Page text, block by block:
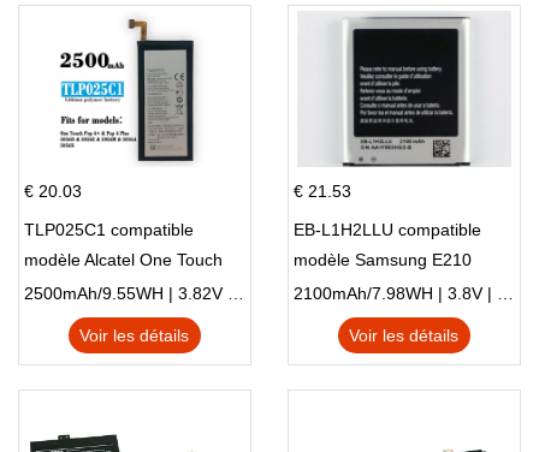
€ 20.03
TLP025C1 compatible
modèle Alcatel One Touch
Pop 4 Plus OT-5056D
2500mAh/9.55WH | 3.82V | Li-ion ...
Voir les détails
€ 21.53
EB-L1H2LLU compatible
modèle Samsung E210
E210K i939
2100mAh/7.98WH | 3.8V | Li-ion ...
Voir les détails